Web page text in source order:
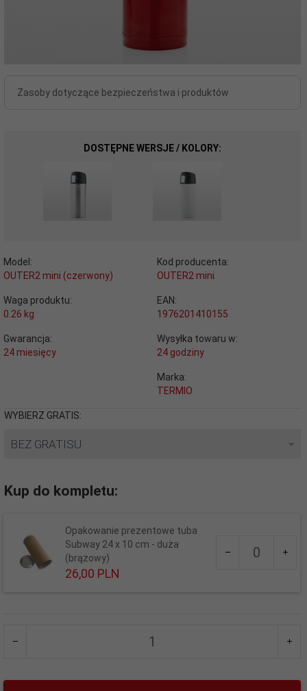
Zasoby dotyczące bezpieczeństwa i produktów
DOSTĘPNE WERSJE / KOLORY:
Model:
OUTER2 mini (czerwony)
Kod producenta:
OUTER2 mini
Waga produktu:
0.26 kg
EAN:
1976201410155
Gwarancja:
24 miesięcy
Wysyłka towaru w:
24 godziny
Marka:
TERMIO
WYBIERZ GRATIS:
BEZ GRATISU
Kup do kompletu:
Opakowanie prezentowe tuba
Subway 24 x 10 cm - duża
(brązowy)
26,00 PLN
dla